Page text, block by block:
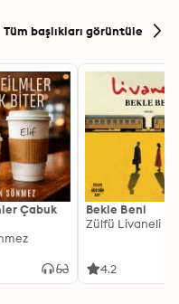
Tüm başlıkları görüntüle
Çabuk
Bekle Beni
Zülfü Livaneli
4.2